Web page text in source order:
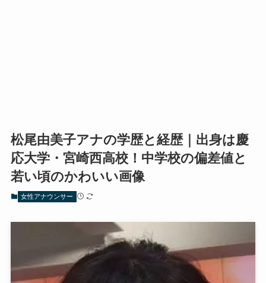
松尾由美子アナの学歴と経歴｜出身は慶
応大学・宮崎西高校！中学校の偏差値と
若い頃のかわいい画像
女性アナウンサー